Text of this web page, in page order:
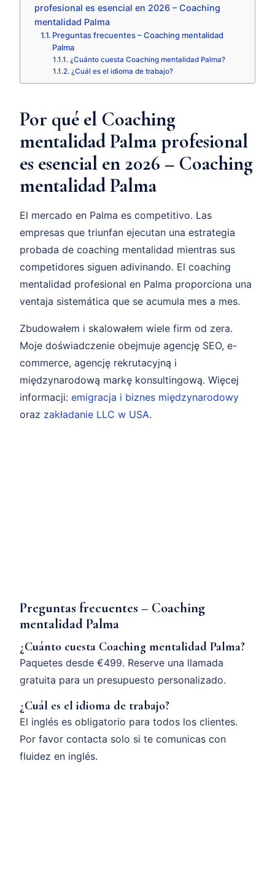
profesional es esencial en 2026 – Coaching
mentalidad Palma
Preguntas frecuentes – Coaching mentalidad
Palma
¿Cuánto cuesta Coaching mentalidad Palma?
¿Cuál es el idioma de trabajo?
Por qué el Coaching
mentalidad Palma profesional
es esencial en 2026 – Coaching
mentalidad Palma
El mercado en Palma es competitivo. Las
empresas que triunfan ejecutan una estrategia
probada de coaching mentalidad mientras sus
competidores siguen adivinando. El coaching
mentalidad profesional en Palma proporciona una
ventaja sistemática que se acumula mes a mes.
Zbudowałem i skalowałem wiele firm od zera.
Moje doświadczenie obejmuje agencję SEO, e-
commerce, agencję rekrutacyjną i
międzynarodową markę konsultingową. Więcej
informacji: emigracja i biznes międzynarodowy
oraz zakładanie LLC w USA.
Preguntas frecuentes – Coaching
mentalidad Palma
¿Cuánto cuesta Coaching mentalidad Palma?
Paquetes desde €499. Reserve una llamada
gratuita para un presupuesto personalizado.
¿Cuál es el idioma de trabajo?
El inglés es obligatorio para todos los clientes.
Por favor contacta solo si te comunicas con
fluidez en inglés.